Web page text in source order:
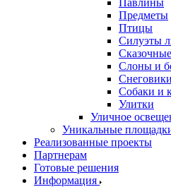
Павлины
Предметы
Птицы
Силуэты
Слоны и
Снеговики
Собаки и
Улитки
Уличное
Уникальные
Реализованные проекты
Партнерам
Готовые решения
Информация